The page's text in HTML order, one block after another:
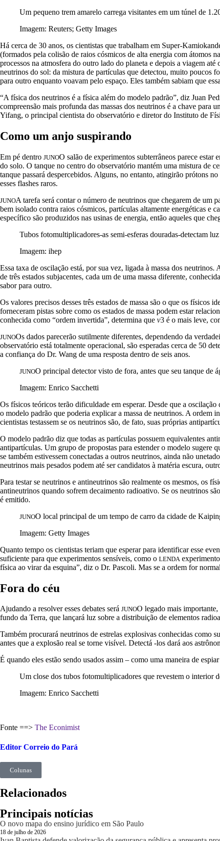
Um pequeno trem amarelo carrega visitantes em um túnel de
Imagem: Reuters; Getty Images
Há cerca de 30 anos, os cientistas que trabalham em Super-
(formados pela colisão de raios cósmicos de alta energia com átomos
processos na atmosfera do outro lado do planeta e depois a viagem
neutrinos do sol: da mistura de partículas que detectou, muito poucos
para outro enquanto voavam pelo espaço. Eles também sabiam que
“A física dos neutrinos é a física além do modelo padrão”, diz Juan
compreensão mais profunda das massas dos neutrinos é a chave para
Yifang, o principal cientista do observatório e diretor do Instituto de
Como um anjo suspirando
Em pé dentro JUNOO salão de experimentos subterrâneos parece estar
do solo. O tanque no centro do observatório mantém uma mistura de
tanque passará despercebidos. Alguns, no entanto, atingirão prótons
esses flashes raros.
JUNOA tarefa será contar o número de neutrinos que chegarem de um
bem isolado contra raios cósmicos, partículas altamente energéticas e
específico são produzidos nas usinas de energia, então aqueles que
Tubos fotomultiplicadores-as semi-esferas douradas-detectam
Imagem: ihep
Essa taxa de oscilação está, por sua vez, ligada à massa dos
de três estados subjacentes, cada um de uma massa diferente,
sabor para outro.
Os valores precisos desses três estados de massa são o que os físicos
forneceram pistas sobre como os estados de massa podem estar
conhecida como “ordem invertida”, determina que v3 é o mais leve,
JUNOOs dados parecerão sutilmente diferentes, dependendo da
observatório está totalmente operacional, são esperadas cerca de 50
a confiança do Dr. Wang de uma resposta dentro de seis anos.
JUNOO principal detector visto de fora, antes que seu tanque de
Imagem: Enrico Sacchetti
Os físicos teóricos terão dificuldade em esperar. Desde que a
o modelo padrão que poderia explicar a massa de neutrinos. A
cientistas testassem se os neutrinos são, de fato, suas próprias
O modelo padrão diz que todas as partículas possuem equivalentes
antipartículas. Um grupo de propostas para estender o modelo sugere
se também estivessem conectadas a outros neutrinos, ainda não
neutrinos mais pesados ​​podem até ser candidatos à matéria escura,
Para testar se neutrinos e antineutrinos são realmente os mesmos, os
antineutrinos quando sofrem decaimento radioativo. Se os neutrinos
é emitido.
JUNOO local principal de um tempo de carro da cidade de
Imagem: Getty Images
Quanto tempo os cientistas teriam que esperar para identificar esse
suficiente para que experimentos sensíveis, como o LENDA
física ao virar da esquina”, diz o Dr. Pascoli. Mas se a ordem for
Fora do céu
Ajudando a resolver esses debates será JUNOO legado mais
fundo da Terra, que lançará luz sobre a distribuição de elementos
Também procurará neutrinos de estrelas explosivas conhecidas como
antes que a explosão real se torne visível. Detectá -los dará aos
É quando eles estão sendo usados ​​assim – como uma maneira de
Um close dos tubos fotomultiplicadores que revestem o interior
Imagem: Enrico Sacchetti
Fonte ==> The Econimist
Editor Correio do Pará
Colunas
Relacionados
Principais notícias
O novo mapa do ensino jurídico em São Paulo
18 de julho de 2026